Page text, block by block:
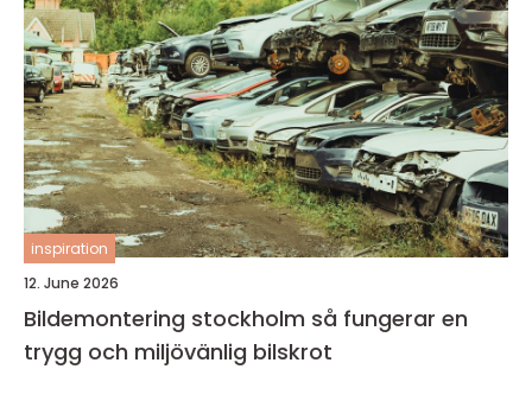
inspiration
12. June 2026
Bildemontering stockholm så fungerar en
trygg och miljövänlig bilskrot